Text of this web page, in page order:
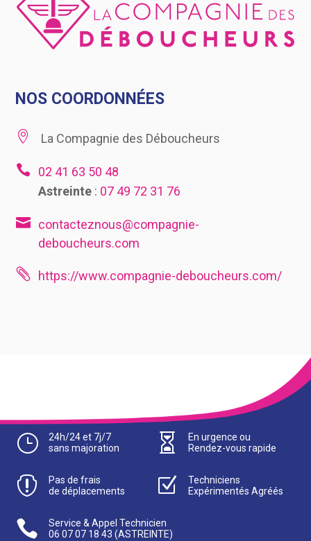
NOS COORDONNÉES
 La Compagnie des Déboucheurs

02 41 63 50 48
Astreinte: 07 49 72 31 76
 contacteznous@compagnie-
deboucheurs.com
 https://www.compagnie-deboucheurs.com/
}
24h/24 et 7j/7
sans majoration

En urgence ou
Rendez-vous rapide

Pas de frais
de déplacements
Z
Techniciens
Expérimentés Agréés

Service & Appel Technicien
06 07 07 18 43 (ASTREINTE)